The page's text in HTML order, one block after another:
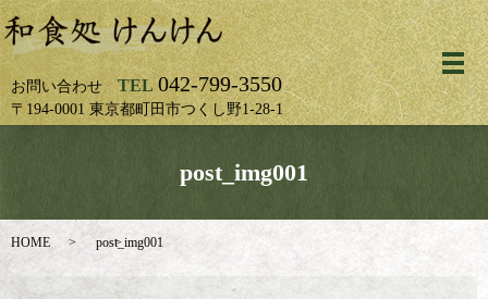
お問い合わせTEL 042-799-3550
〒194-0001 東京都町田市つくし野1-28-1
メ
post_img001
HOME post_img001